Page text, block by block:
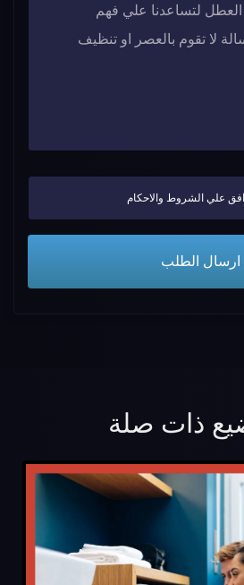
علي الشروط والاحكام
ذات صلة